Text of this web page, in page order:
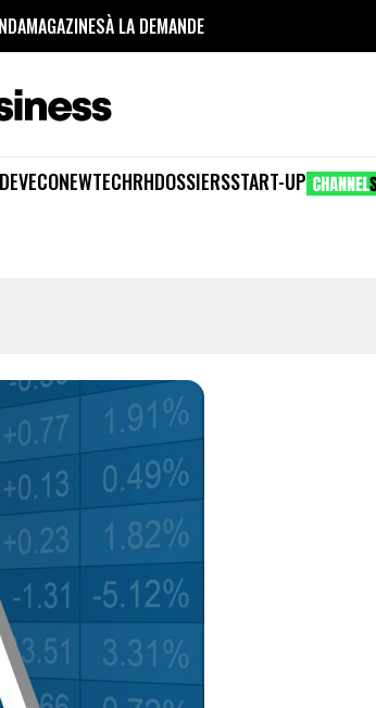
MAGAZINESÀ LA DEMANDE
ECONEWTECHRHDOSSIERSSTART-UP